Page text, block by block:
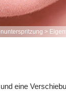
>
eine